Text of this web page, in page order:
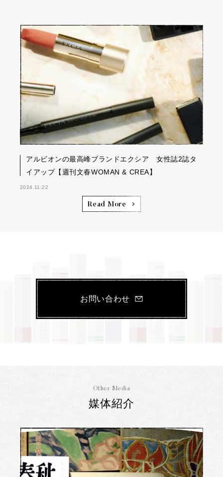
アルビオンの最高峰ブランドエクシア 女性誌2誌タ
イアップ【週刊文春WOMAN & CREA】
2024.11.22
Read More
お問い合わせ
Other Media
媒体紹介